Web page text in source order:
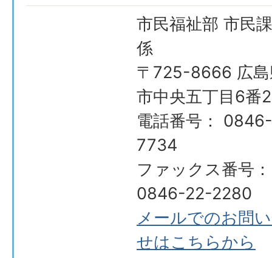
市民福祉部 市民
係
〒725-8666 広島
市中央五丁目6番
電話番号：
7734
ファックス番号：
0846-22-2280
メールでのお問
せはこちらから